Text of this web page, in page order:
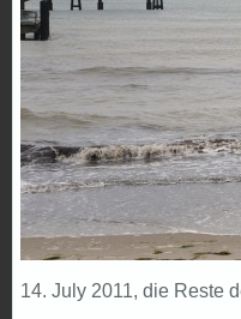
14. July 2011, die Reste